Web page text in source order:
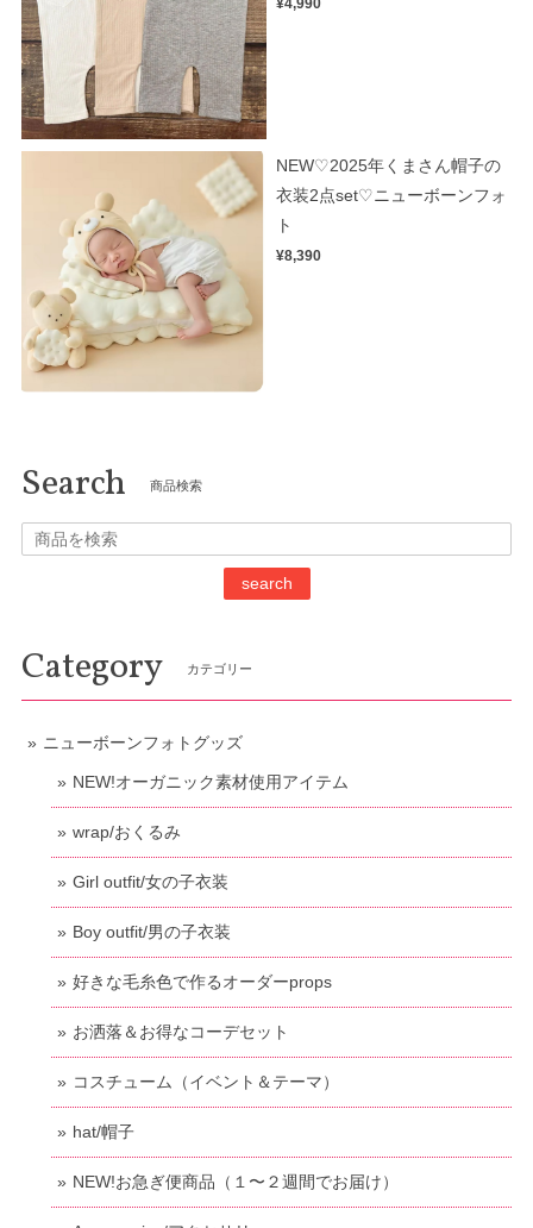
¥4,990
NEW♡2025年くまさん帽子の
衣装2点set♡ニューボーンフォ
ト
¥8,390
Search 商品検索
search
Category カテゴリー
ニューボーンフォトグッズ
NEW!オーガニック素材使用アイテム
wrap/おくるみ
Girl outfit/女の子衣装
Boy outfit/男の子衣装
好きな毛糸色で作るオーダーprops
お洒落＆お得なコーデセット
コスチューム（イベント＆テーマ）
hat/帽子
NEW!お急ぎ便商品（１〜２週間でお届け）